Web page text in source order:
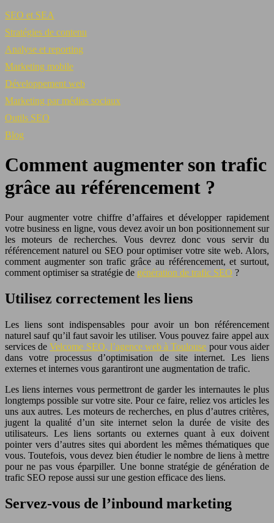
SEO et SEA
Stratégies de contenu
Analyse et reporting
Marketing mobile
Développement web
Marketing par médias sociaux
Outils SEO
Blog
Comment augmenter son trafic
grâce au référencement ?
Pour augmenter votre chiffre d’affaires et développer rapidement
votre business en ligne, vous devez avoir un bon positionnement sur
les moteurs de recherches. Vous devrez donc vous servir du
référencement naturel ou SEO pour optimiser votre site web. Alors,
comment augmenter son trafic grâce au référencement, et surtout,
comment optimiser sa stratégie de génération de trafic SEO ?
Utilisez correctement les liens
Les liens sont indispensables pour avoir un bon référencement
naturel sauf qu’il faut savoir les utiliser. Vous pouvez faire appel aux
services deVelcome SEO, l’agence web à Toulouse pour vous aider
dans votre processus d’optimisation de site internet. Les liens
externes et internes vous garantiront une augmentation de trafic.
Les liens internes vous permettront de garder les internautes le plus
longtemps possible sur votre site. Pour ce faire, reliez vos articles les
uns aux autres. Les moteurs de recherches, en plus d’autres critères,
jugent la qualité d’un site internet selon la durée de visite des
utilisateurs. Les liens sortants ou externes quant à eux doivent
pointer vers d’autres sites qui abordent les mêmes thématiques que
vous. Toutefois, vous devez bien étudier le nombre de liens à mettre
pour ne pas vous éparpiller. Une bonne stratégie de génération de
trafic SEO repose aussi sur une gestion efficace des liens.
Servez-vous de l’inbound marketing